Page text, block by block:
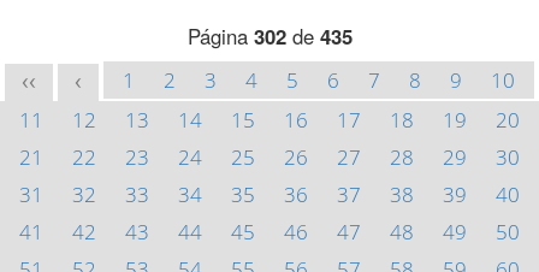
Página 302de 435
<< < 1 2 3 4 5 6 7 8 9
10
11
12 13 14 15 16 17 18 19
20
21
22 23 24 25 26 27 28 29
30
31
32 33 34 35 36 37 38 39
40
41
42 43 44 45 46 47 48 49
50